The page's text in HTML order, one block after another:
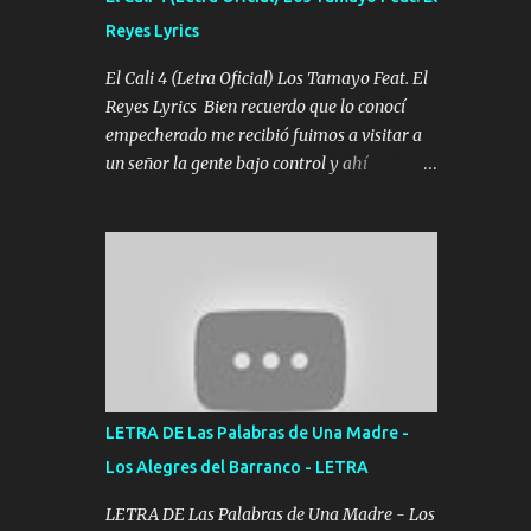
agarrar el vuelo y la mente y tranquilizando
Tomense un buen trago Y así es como
empezamos los versos que voy cantando
(Music) A vido alta y bajas La carreta se
atora Pero nunca le aflojamos Ya me han
pasado cosas Y aunque ustedes no sepan
es...
Reyes Lyrics
El Cali 4 (Letra Oficial) Los Tamayo Feat. El
Reyes Lyrics Bien recuerdo que lo conocí
empecherado me recibió fuimos a visitar a
un señor la gente bajo control y ahí
reglas no secuestr0 no r0bar De La C giró la
orden nos comanda el doble P bien firmes
con Alto PRIETO y la camisa es color Verde y
peleam0s la Bandera por todita a la ciudad
con los drones patrullando la Frontera De
blancas ya hace falta mi APA FLACO verde
se le extraña pa que sepan Aquí Pura GENTE
LETRA DE Las Palabras de Una Madre -
Los Alegres del Barranco - LETRA
LETRA DE Las Palabras de Una Madre - Los